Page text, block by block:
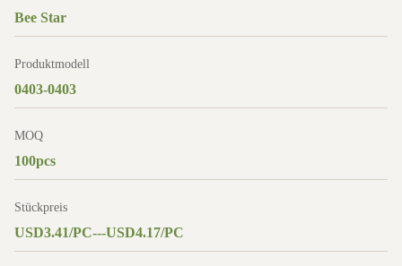
Bee Star
Produktmodell
0403-0403
MOQ
100pcs
Stückpreis
USD3.41/PC---USD4.17/PC